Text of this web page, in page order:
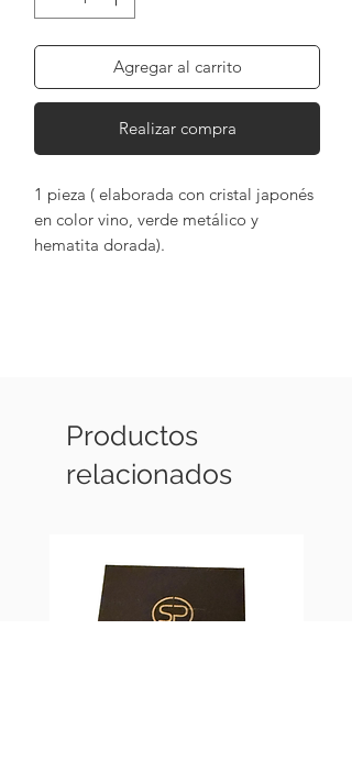
Agregar al carrito
Realizar compra
1 pieza ( elaborada con cristal japonés
en color vino, verde metálico y
hematita dorada).
Productos
relacionados